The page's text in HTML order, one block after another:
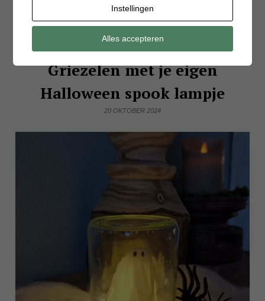
DIY
Griezelen met je eigen
Halloween spook lampje
20 OKTOBER 2024
Instellingen
Alles accepteren